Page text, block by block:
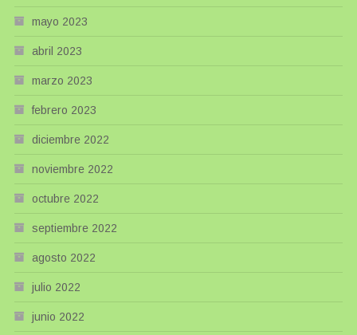
mayo 2023
abril 2023
marzo 2023
febrero 2023
diciembre 2022
noviembre 2022
octubre 2022
septiembre 2022
agosto 2022
julio 2022
junio 2022